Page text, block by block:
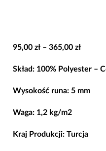
95,00 zł – 365,00 złZakres
od
95,00 zł
Skład: 100% Polyester –
Wysokość runa: 5 mm
Waga: 1,2 kg/m2
Kraj Produkcji: Turcja